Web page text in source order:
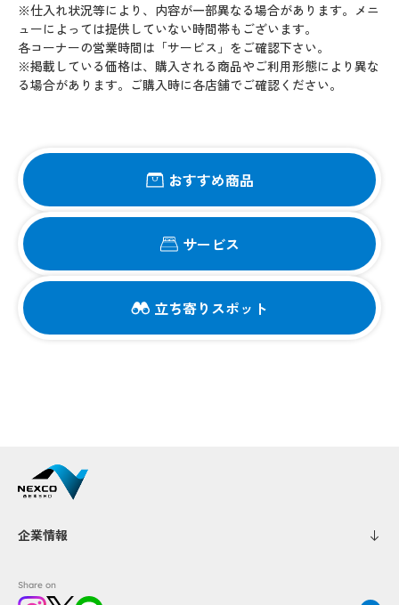
※仕入れ状況等により、内容が一部異なる場合があります。メニ
ューによっては提供していない時間帯もございます。
各コーナーの営業時間は「サービス」をご確認下さい。
※掲載している価格は、購入される商品やご利用形態により異な
る場合があります。ご購入時に各店舗でご確認ください。
おすすめ商品
サービス
立ち寄りスポット
企業情報
Share on